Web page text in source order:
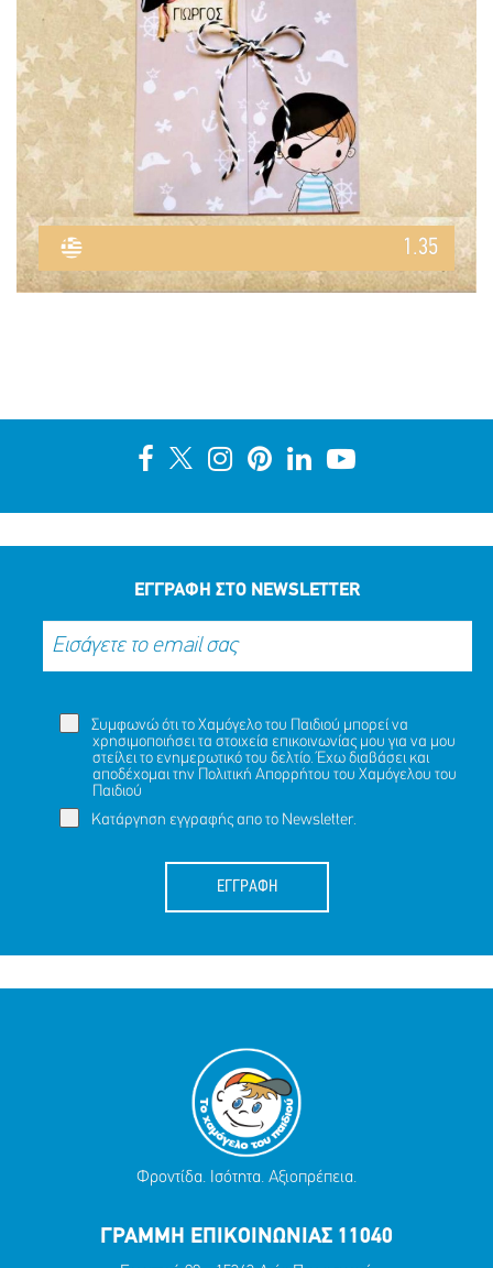
1.35
ΕΓΓΡΑΦΗ ΣΤΟ NEWSLETTER
Συμφωνώ ότι το Χαμόγελο του Παιδιού μπορεί να
χρησιμοποιήσει τα στοιχεία επικοινωνίας μου για να μου
στείλει το ενημερωτικό του δελτίο. Έχω διαβάσει και
αποδέχομαι την Πολιτική Απορρήτου του Χαμόγελου του
Παιδιού
Κατάργηση εγγραφής απο το Newsletter.
ΕΓΓΡΑΦΗ
Φροντίδα. Ισότητα. Αξιοπρέπεια.
ΓΡΑΜΜΗ ΕΠΙΚΟΙΝΩΝΙΑΣ 11040